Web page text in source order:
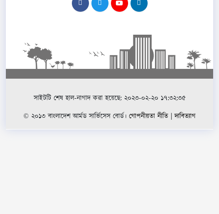
সাইটটি শেষ হাল-নাগাদ করা হয়েছে: ২০২৩-০২-২০ ১৭:৩২:৩৫
© ২০১৩ বাংলাদেশ আর্মড সার্ভিসেস বোর্ড। গোপনীয়তা নীতি |দাবিত্যাগ